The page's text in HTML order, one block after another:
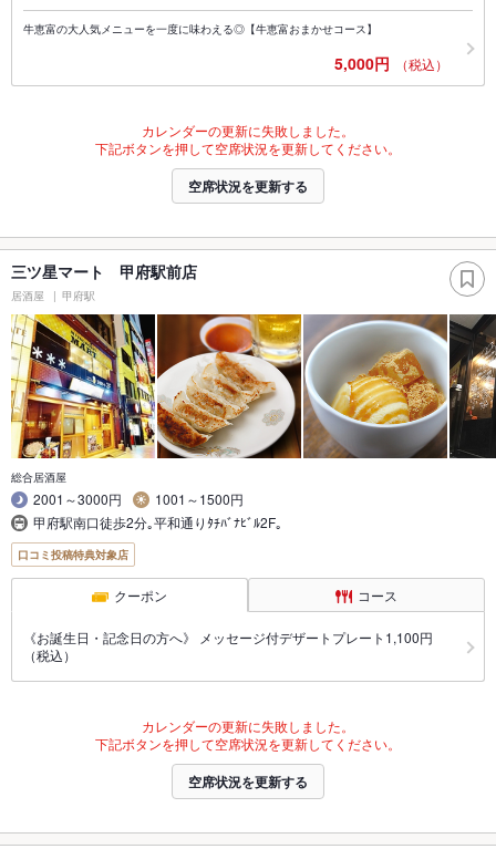
牛恵富の大人気メニューを一度に味わえる◎【牛恵富おまかせコース】
5,000円 （税込）
カレンダーの更新に失敗しました。
下記ボタンを押して空席状況を更新してください。
空席状況を更新する
三ツ星マート 甲府駅前店
居酒屋 甲府駅
総合居酒屋
2001～3000円
1001～1500円
甲府駅南口徒歩2分｡平和通りﾀﾁﾊﾞﾅﾋﾞﾙ2F｡
口コミ投稿特典対象店
クーポン コース
《お誕生日・記念日の方へ》 メッセージ付デザートプレート1,100円
（税込）
カレンダーの更新に失敗しました。
下記ボタンを押して空席状況を更新してください。
空席状況を更新する